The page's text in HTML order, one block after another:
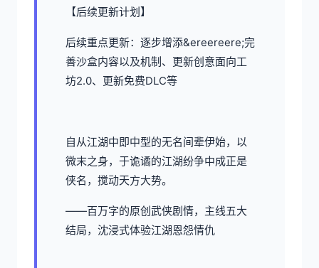
【后续更新计划】
后续重点更新：逐步增添&ereereere;完
善沙盒内容以及机制、更新创意面向工
坊2.0、更新免费DLC等
自从江湖中即中型的无名间辈伊始，以
微末之身，于诡谲的江湖纷争中成正是
侠名，搅动天方大势。
——百万字的原创武侠剧情，主线五大
结局，沈浸式体验江湖恩怨情仇